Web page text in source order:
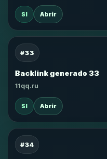
SI Abrir
#33
Backlink generado 33
11qq.ru
SI Abrir
#34